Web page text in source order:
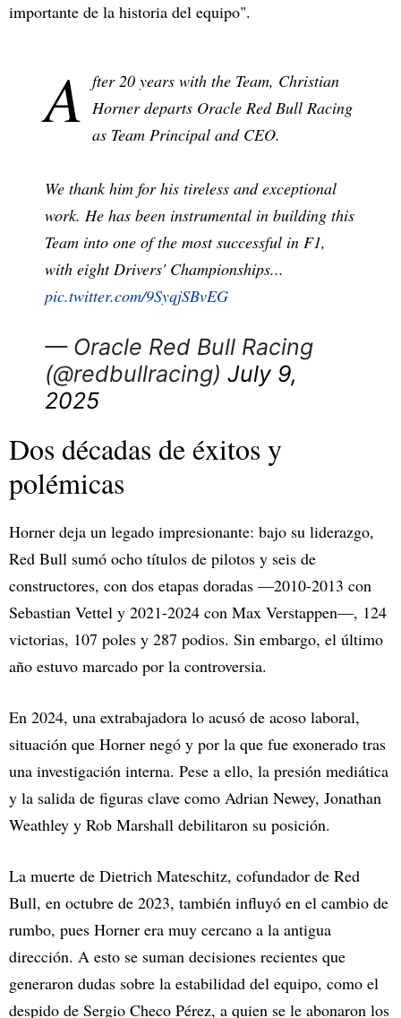
importante de la historia del equipo".
A fter 20 years with the Team, Christian
Horner departs Oracle Red Bull Racing
as Team Principal and CEO.
We thank him for his tireless and exceptional
work. He has been instrumental in building this
Team into one of the most successful in F1,
with eight Drivers' Championships...
pic.twitter.com/9SyqjSBvEG
— Oracle Red Bull Racing
(@redbullracing) July 9,
2025
Dos décadas de éxitos y
polémicas
Horner deja un legado impresionante: bajo su liderazgo,
Red Bull sumó ocho títulos de pilotos y seis de
constructores, con dos etapas doradas —2010-2013 con
Sebastian Vettel y 2021-2024 con Max Verstappen—, 124
victorias, 107 poles y 287 podios. Sin embargo, el último
año estuvo marcado por la controversia.
En 2024, una extrabajadora lo acusó de acoso laboral,
situación que Horner negó y por la que fue exonerado tras
una investigación interna. Pese a ello, la presión mediática
y la salida de figuras clave como Adrian Newey, Jonathan
Weathley y Rob Marshall debilitaron su posición.
La muerte de Dietrich Mateschitz, cofundador de Red
Bull, en octubre de 2023, también influyó en el cambio de
rumbo, pues Horner era muy cercano a la antigua
dirección. A esto se suman decisiones recientes que
generaron dudas sobre la estabilidad del equipo, como el
despido de Sergio Checo Pérez, a quien se le abonaron los